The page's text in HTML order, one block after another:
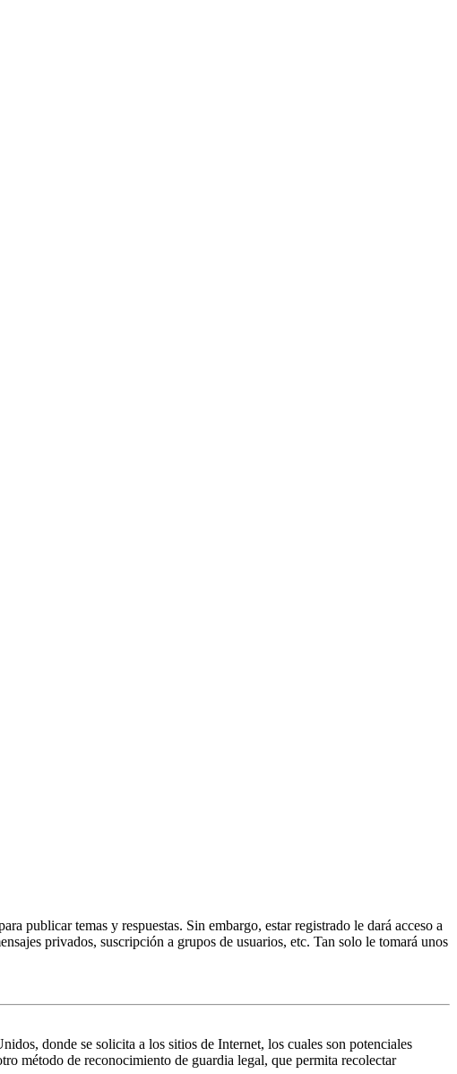
publicar temas y respuestas. Sin embargo, estar registrado le dará acceso a
privados, suscripción a grupos de usuarios, etc. Tan solo le tomará unos
donde se solicita a los sitios de Internet, los cuales son potenciales
método de reconocimiento de guardia legal, que permita recolectar